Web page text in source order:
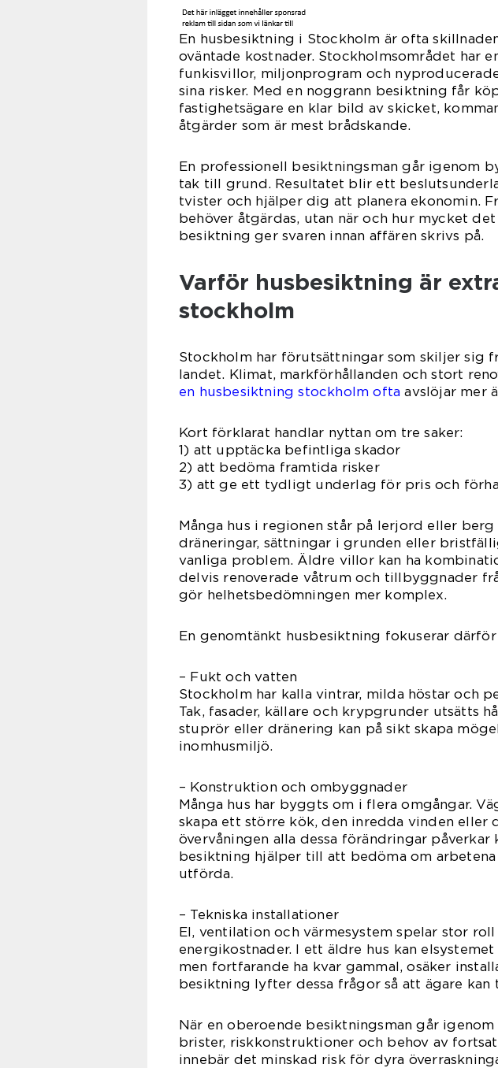
En husbesiktning i Stockholm är ofta
oväntade kostnader. Stockholmsområdet har
funkisvillor, miljonprogram och
sina risker. Med en noggrann besiktning får
fastighetsägare en klar bild av skicket,
åtgärder som är mest brådskande.
En professionell besiktningsman går igenom
tak till grund. Resultatet blir ett
tvister och hjälper dig att planera ekonomin.
behöver åtgärdas, utan när och hur mycket
besiktning ger svaren innan affären skrivs på.
Varför husbesiktning är
stockholm
Stockholm har förutsättningar som skiljer sig
landet. Klimat, markförhållanden och stort
en husbesiktning stockholm ofta avslöjar mer
Kort förklarat handlar nyttan om tre saker:
1) att upptäcka befintliga skador
2) att bedöma framtida risker
3) att ge ett tydligt underlag för pris och
Många hus i regionen står på lerjord eller
dräneringar, sättningar i grunden eller
vanliga problem. Äldre villor kan ha
delvis renoverade våtrum och tillbyggnader
gör helhetsbedömningen mer komplex.
En genomtänkt husbesiktning fokuserar därför
– Fukt och vatten
Stockholm har kalla vintrar, milda höstar och
Tak, fasader, källare och krypgrunder utsätts
stuprör eller dränering kan på sikt skapa
inomhusmiljö.
– Konstruktion och ombyggnader
Många hus har byggts om i flera omgångar.
skapa ett större kök, den inredda vinden eller
övervåningen alla dessa förändringar påverkar
besiktning hjälper till att bedöma om arbetena
utförda.
– Tekniska installationer
El, ventilation och värmesystem spelar stor
energikostnader. I ett äldre hus kan
men fortfarande ha kvar gammal, osäker
besiktning lyfter dessa frågor så att ägare kan
När en oberoende besiktningsman går
brister, riskkonstruktioner och behov av
innebär det minskad risk för dyra